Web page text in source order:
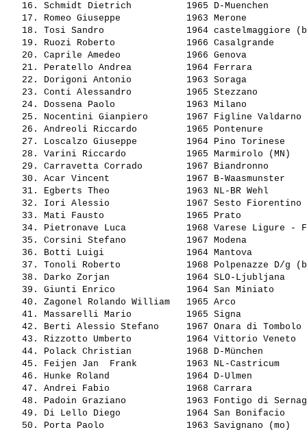
   16.
Schmidt Dietrich
1965 D-Muenchen
   17.
Romeo Giuseppe
1963 Merone
   18.
Tosi Sandro
1964
   19.
Ruozi Roberto
1966 Casalgrande
   20.
Caprile Amedeo
1966 Genova
   21.
Peratello Andrea
1964 Ferrara
   22.
Dorigoni Antonio
1963 Soraga
   23.
Conti Alessandro
1965 Stezzano
   24.
Dossena Paolo
1963 Milano
   25.
Nocentini Gianpiero
1967 Figline
   26.
Andreoli Riccardo
1965 Pontenure
   27.
Loscalzo Giuseppe
1964 Pino Torinese
   28.
Varini Riccardo
1965 Marmirolo
   29.
Carravetta Corrado
1967 Biandronno
   30.
Acar Vincent
1967 B-
   31.
Egberts Theo
1963 NL-BR Wehl
   32.
Iori Alessio
1967 Sesto
   33.
Mati Fausto
1965 Prato
   34.
Pietronave Luca
1968 Varese Ligure
   35.
Corsini Stefano
1967 Modena
   36.
Botti Luigi
1964 Mantova
   37.
Tonoli Roberto
1968 Polpenazze
   38.
Darko Zorjan
1964 SLO-
   39.
Giunti Enrico
1964 San Miniato
   40.
Zagonel Rolando William
1965 Arco
   41.
Massarelli Mario
1965 Signa
   42.
Berti Alessio Stefano
1967 Onara di
   43.
Rizzotto Umberto
1964 Vittorio
   44.
Polack Christian
1968 D-München
   45.
Feijen Jan  Frank
1963 NL-
   46.
Hunke Roland
1964 D-Ulmen
   47.
Andrei Fabio
1968 Carrara
   48.
Padoin Graziano
1963 Fontigo di
   49.
Di Lello Diego
1964 San Bonifacio
   50.
Porta Paolo
1963 Savignano